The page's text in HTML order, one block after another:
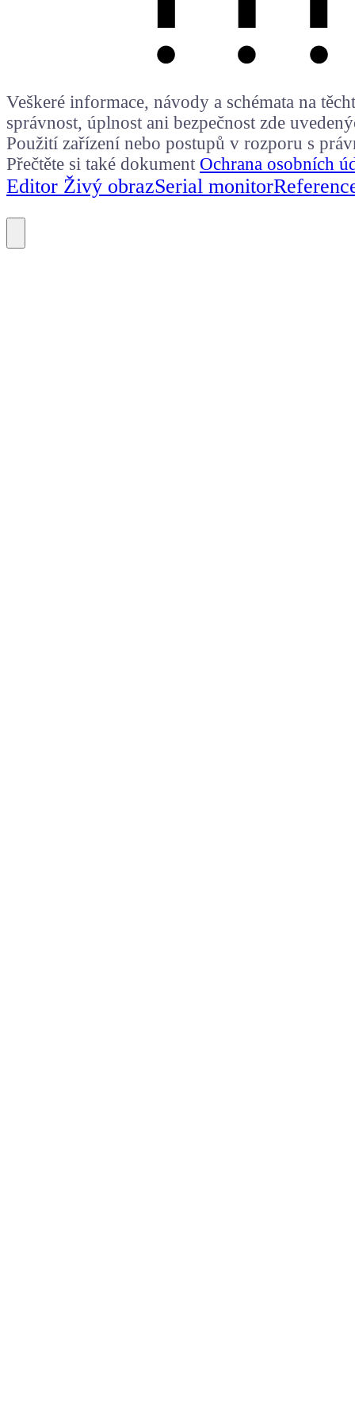
Veškeré informace, návody a schémata na
správnost, úplnost ani bezpečnost zde
Použití zařízení nebo postupů v rozporu s
Přečtěte si také dokument Ochrana osobních
Editor Živý obrazSerial monitor